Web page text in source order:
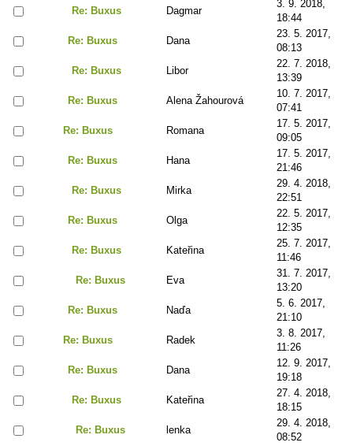
Re: Buxus Dagmar
3. 9. 2018,
18:44
Re: Buxus
Dana
23. 5. 2017,
08:13
Re: Buxus
Libor
22. 7. 2018,
13:39
Re: Buxus
Alena Žahourová
10. 7. 2017,
07:41
Re: Buxus
Romana
17. 5. 2017,
09:05
Re: Buxus
Hana
17. 5. 2017,
21:46
Re: Buxus
Mirka
29. 4. 2018,
22:51
Re: Buxus
Olga
22. 5. 2017,
12:35
Re: Buxus
Kateřina
25. 7. 2017,
11:46
Re: Buxus
Eva
31. 7. 2017,
13:20
Re: Buxus
Naďa
5. 6. 2017,
21:10
Re: Buxus
Radek
3. 8. 2017,
11:26
Re: Buxus
Dana
12. 9. 2017,
19:18
Re: Buxus
Kateřina
27. 4. 2018,
18:15
Re: Buxus
lenka
29. 4. 2018,
08:52